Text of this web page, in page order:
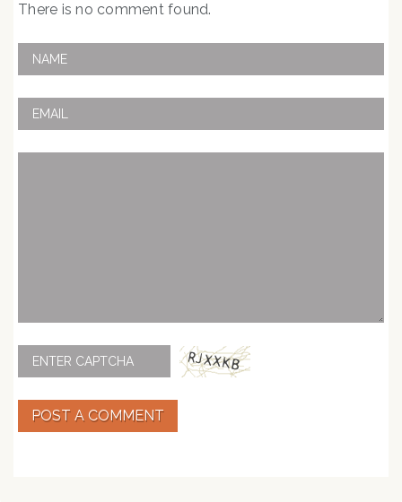
There is no comment found.
POST A COMMENT